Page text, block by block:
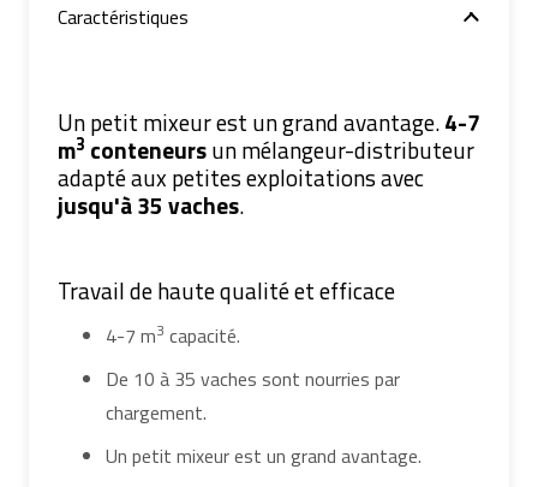
Caractéristiques
Un petit mixeur est un grand avantage.4-7
m3 conteneursun mélangeur-distributeur
adapté aux petites exploitations avec
jusqu'à 35 vaches.
Travail de haute qualité et efficace
4-7 m3 capacité.
De 10 à 35 vaches sont nourries par
chargement.
Un petit mixeur est un grand avantage.